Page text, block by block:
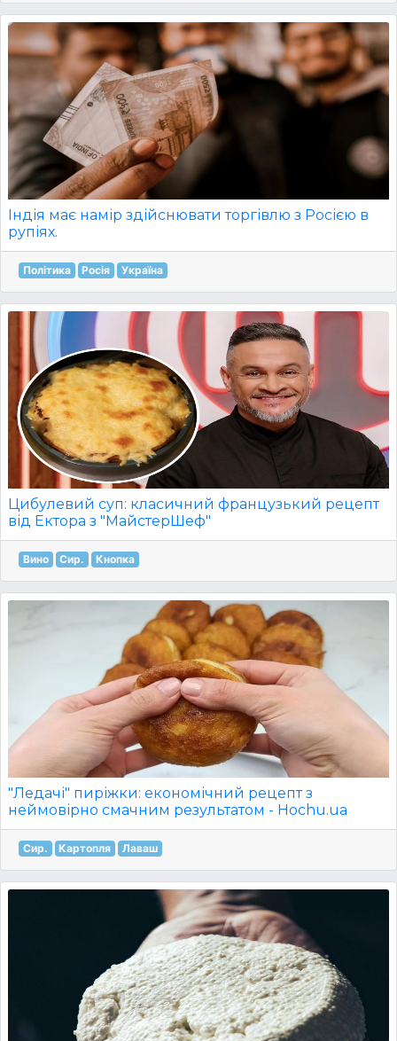
Індія має намір здійснювати торгівлю з Росією в
рупіях.
Політика Росія Україна
Цибулевий суп: класичний французький рецепт
від Ектора з "МайстерШеф"
Вино Сир. Кнопка
"Ледачі" пиріжки: економічний рецепт з
неймовірно смачним результатом - Hochu.ua
Сир. Картопля Лаваш